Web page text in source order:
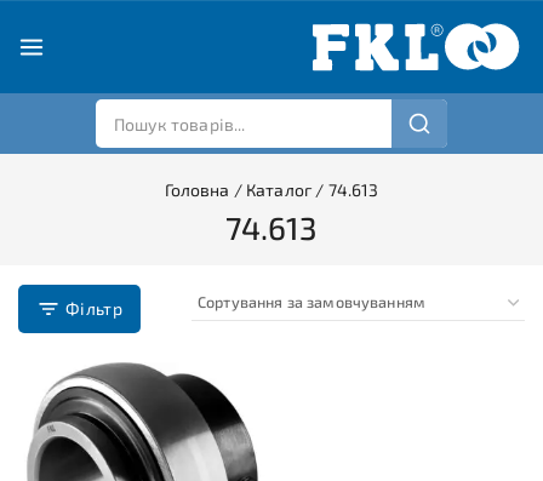
Головна / Каталог / 74.613
74.613
Фільтр